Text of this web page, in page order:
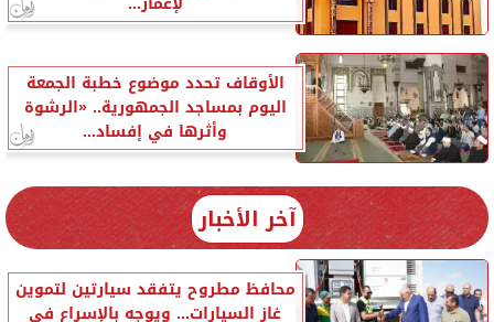
الأوقاف تحدد موضوع خطبة الجمعة
اليوم بمساجد الجمهورية.. «الرشوة
وأثرها في إفساد...
آخر الأخبار
محافظ مطروح يتفقد سيارتين لتموين
غاز السيارات... ويوجه بالإسراع في